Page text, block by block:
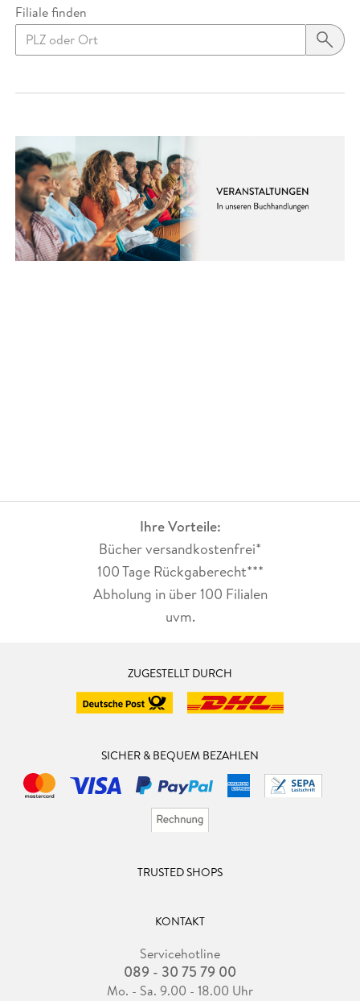
Filiale finden
Ihre Vorteile:
Bücher versandkostenfrei*
100 Tage Rückgaberecht***
Abholung in über 100 Filialen
uvm.
ZUGESTELLT DURCH
SICHER & BEQUEM BEZAHLEN
TRUSTED SHOPS
KONTAKT
Servicehotline
089 - 30 75 79 00
Mo. - Sa. 9.00 - 18.00 Uhr